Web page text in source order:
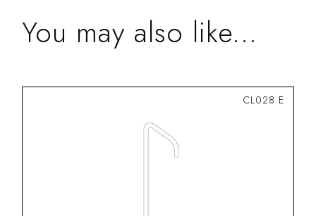
You may also like...
CL028 E